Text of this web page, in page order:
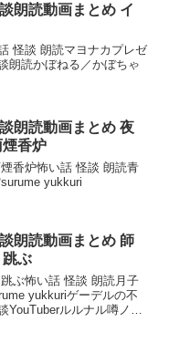
朗読動画まとめ イ
怪談 朗読マヨナカプレゼ
朗読かぼねる／かぼちゃ
朗読動画まとめ 夜
香炉
香炉怖い話 怪談 朗読青
yukkuri
朗読動画まとめ 師
跳ぶ
ぶ怖い話 怪談 朗読月子
yukkuriゲーデルの不
YouTuberルルナル噂ノの